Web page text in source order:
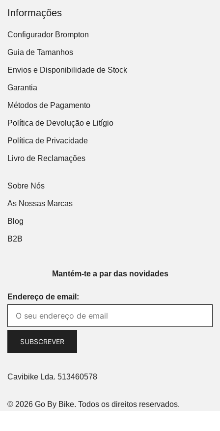
Informações
Configurador Brompton
Guia de Tamanhos
Envios e Disponibilidade de Stock
Garantia
Métodos de Pagamento
Política de Devolução e Litígio
Política de Privacidade
Livro de Reclamações
Sobre Nós
As Nossas Marcas
Blog
B2B
Mantém-te a par das novidades
Endereço de email:
Cavibike Lda. 513460578
© 2026 Go By Bike. Todos os direitos reservados.